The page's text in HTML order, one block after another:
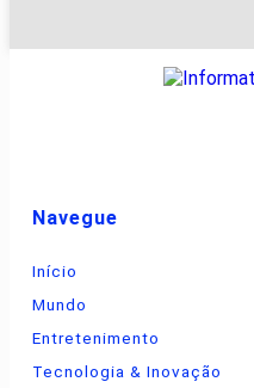
Navegue
Início
Mundo
Entretenimento
Tecnologia & Inovação